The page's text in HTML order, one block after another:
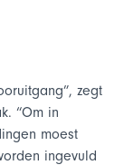
zegt
“Om in
moest
ingevuld